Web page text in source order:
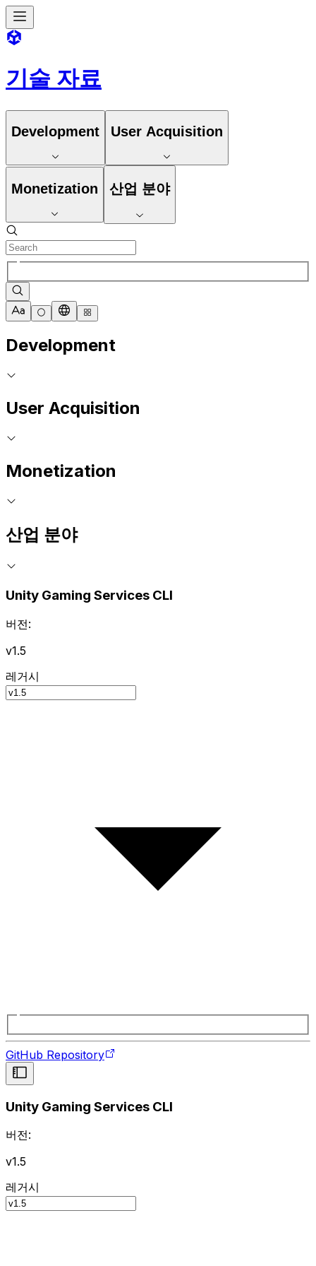
기술 자료
Development User Acquisition
Monetization 산업 분야
Development
User Acquisition
Monetization
산업 분야
Unity Gaming Services CLI
버전:
v1.5
레거시
GitHub Repository
Unity Gaming Services CLI
버전:
v1.5
레거시